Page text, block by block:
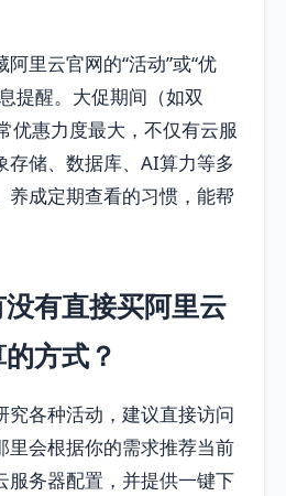
里云官网的“活动”或“优
提醒。大促期间（如双
优惠力度最大，不仅有云服
存储、数据库、AI算力等多
养成定期查看的习惯，能帮
有直接买阿里云
方式？
究各种活动，建议直接访问
里会根据你的需求推荐当前
服务器配置，并提供一键下